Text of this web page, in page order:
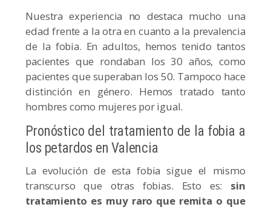
Nuestra experiencia no destaca mucho una
edad frente a la otra en cuanto a la prevalencia
de la fobia. En adultos, hemos tenido tantos
pacientes que rondaban los 30 años, como
pacientes que superaban los 50. Tampoco hace
distinción en género. Hemos tratado tanto
hombres como mujeres por igual.
Pronóstico del tratamiento de la fobia a
los petardos en Valencia
La evolución de esta fobia sigue el mismo
transcurso que otras fobias. Esto es: sin
tratamiento es muy raro que remita o que